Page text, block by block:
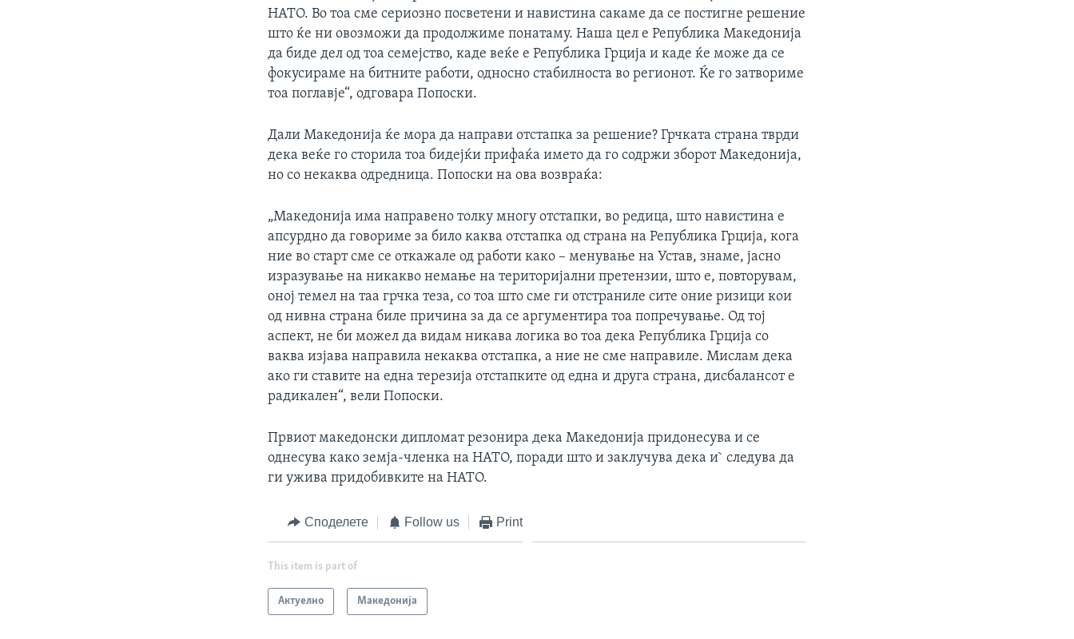
НАТО. Во тоа сме сериозно посветени и навистина сакаме да се постигне решение
што ќе ни овозможи да продолжиме понатаму. Наша цел е Република Македонија
да биде дел од тоа семејство, каде веќе е Република Грција и каде ќе може да се
фокусираме на битните работи, односно стабилноста во регионот. Ќе го затвориме
тоа поглавје“, одговара Попоски.
Дали Македонија ќе мора да направи отстапка за решение? Грчката страна тврди
дека веќе го сторила тоа бидејќи прифаќа името да го содржи зборот Македонија,
но со некаква одредница. Попоски на ова возвраќа:
„Македонија има направено толку многу отстапки, во редица, што навистина е
апсурдно да говориме за било каква отстапка од страна на Република Грција, кога
ние во старт сме се откажале од работи како – менување на Устав, знаме, јасно
изразување на никакво немање на територијални претензии, што е, повторувам,
оној темел на таа грчка теза, со тоа што сме ги отстраниле сите оние ризици кои
од нивна страна биле причина за да се аргументира тоа попречување. Од тој
аспект, не би можел да видам никава логика во тоа дека Република Грција со
ваква изјава направила некаква отстапка, а ние не сме направиле. Мислам дека
ако ги ставите на една терезија отстапките од една и друга страна, дисбалансот е
радикален“, вели Попоски.
Првиот македонски дипломат резонира дека Македонија придонесува и се
однесува како земја-членка на НАТО, поради што и заклучува дека и` следува да
ги ужива придобивките на НАТО.
Споделете Follow us Print
This item is part of
Актуелно Македонија